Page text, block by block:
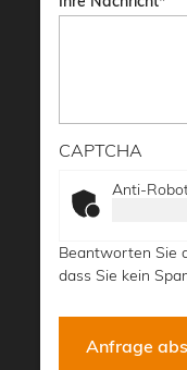
CAPTCHA
Anti-
Beantworten Sie
dass Sie kein